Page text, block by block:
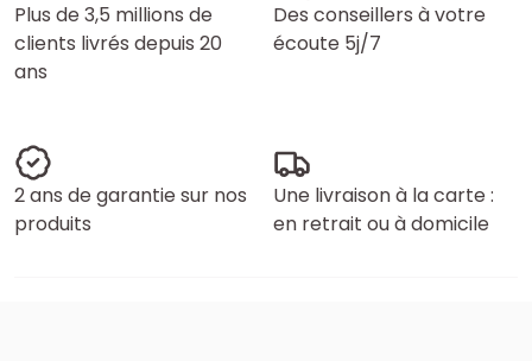
Plus de 3,5 millions de
clients livrés depuis 20
ans
Des conseillers à votre
écoute 5j/7
2 ans de garantie sur nos
produits
Une livraison à la carte :
en retrait ou à domicile